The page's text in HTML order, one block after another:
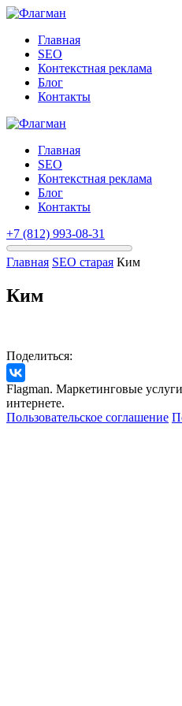
Главная
SEO
Контекстная реклама
Блог
Контакты
Главная
SEO
Контекстная реклама
Блог
Контакты
+7 (812) 993-08-31
Главная SEO старая Ким
Ким
Поделиться:
Flagman. Маркетинговые
интернете.
Пользовательское соглашение